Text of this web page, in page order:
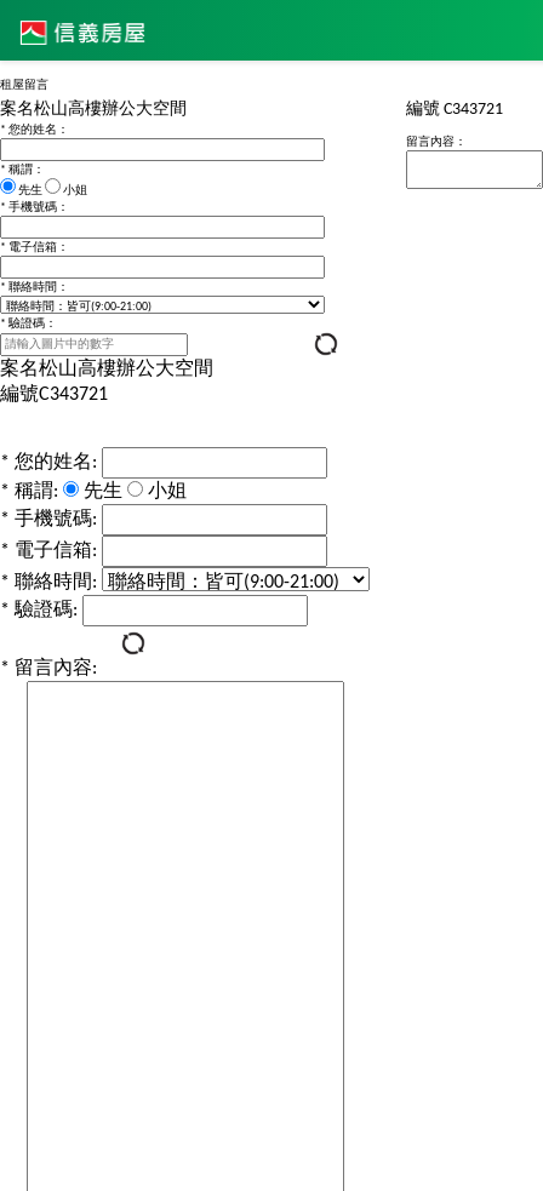
租屋留言
案名松山高樓辦公大空間 編號 C343721
* 您的姓名：
* 稱謂：
先生
小姐
* 手機號碼：
* 電子信箱：
* 聯絡時間：
* 驗證碼：
留言內容：
案名松山高樓辦公大空間
編號C343721
* 您的姓名:
* 稱謂: 先生
小姐
* 手機號碼:
* 電子信箱:
* 聯絡時間:
* 驗證碼:
* 留言內容: